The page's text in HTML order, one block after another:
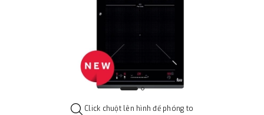
Click chuột lên hình để phóng to